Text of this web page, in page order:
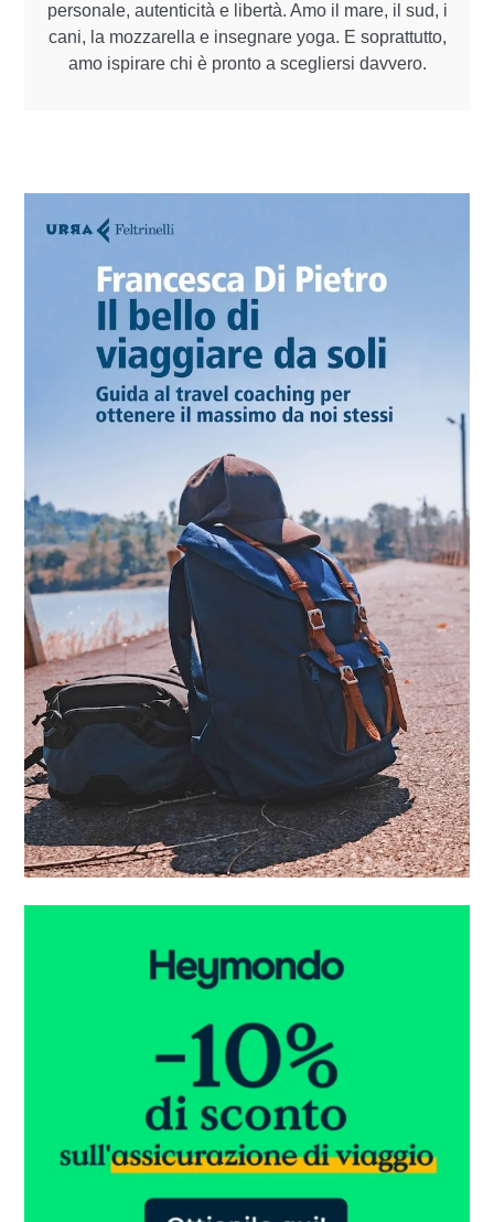
personale, autenticità e libertà. Amo il mare, il sud, i
cani, la mozzarella e insegnare yoga. E soprattutto,
amo ispirare chi è pronto a scegliersi davvero.